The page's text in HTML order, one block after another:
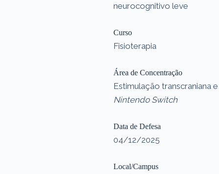
neurocognitivo leve
Curso
Fisioterapia
Área de Concentração
Estimulação transcraniana e
Nintendo Switch
Data de Defesa
04/12/2025
Local/Campus